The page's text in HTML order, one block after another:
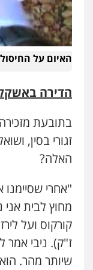
האיום על
הדירה
בתובעת
זגורי בסין,
האלה?
"אחרי
מחוץ לבית אני
קורקוס ועל
ז"ק). ניבי אמר
שיותר מהר.